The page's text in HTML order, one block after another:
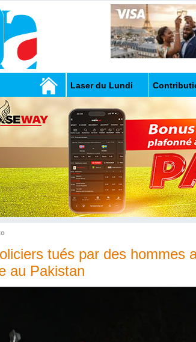
Laser du Lundi
tués par des hommes
au Pakistan